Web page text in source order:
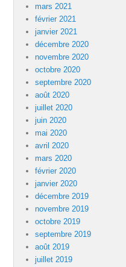
mars 2021
février 2021
janvier 2021
décembre 2020
novembre 2020
octobre 2020
septembre 2020
août 2020
juillet 2020
juin 2020
mai 2020
avril 2020
mars 2020
février 2020
janvier 2020
décembre 2019
novembre 2019
octobre 2019
septembre 2019
août 2019
juillet 2019